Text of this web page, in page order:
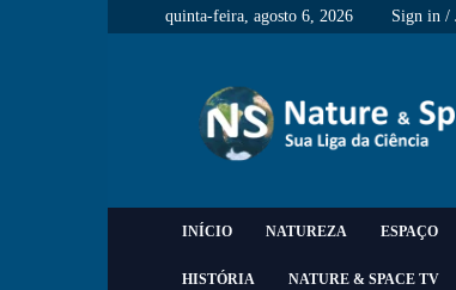
quinta-feira, agosto 6, 2026 Sign in /
&
Space
INÍCIO NATUREZA ESPAÇO
HISTÓRIA NATURE & SPACE TV